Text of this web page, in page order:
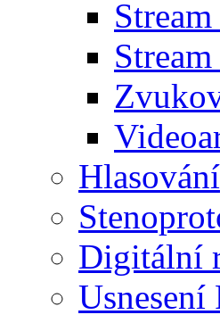
Stream
Hlasování
Digitální
Usnesení